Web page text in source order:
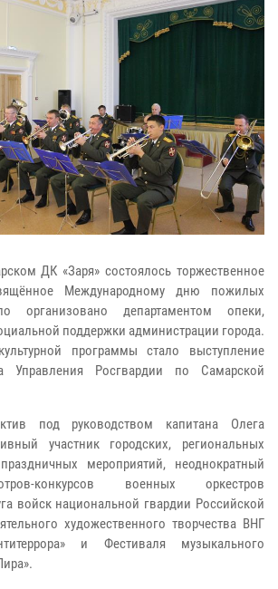
ДК «Заря» состоялось торжественное
Международному дню пожилых
департаментом опеки,
поддержки администрации города.
программы стало выступление
Управления Росгвардии по Самарской
под руководством капитана Олега
участник городских, региональных
мероприятий, неоднократный
конкурсов военных оркестров
войск национальной гвардии Российской
художественного творчества ВНГ
и Фестиваля музыкального